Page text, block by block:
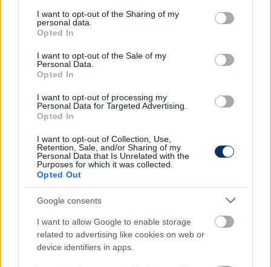
not limited to your visit or usage behaviour. You may click to
grant or deny consent to Google and its third-party tags to
use your data for below specified purposes in below Google
consent section.
I want to opt-out of the Sharing of my
personal data.
Opted In
I want to opt-out of the Sale of my
Personal Data.
Opted In
I want to opt-out of processing my
Personal Data for Targeted Advertising.
Opted In
I want to opt-out of Collection, Use,
Retention, Sale, and/or Sharing of my
Personal Data that Is Unrelated with the
Purposes for which it was collected.
Opted Out
Google consents
I want to allow Google to enable storage
related to advertising like cookies on web or
device identifiers in apps.
Ugyancsak a tréner szerepét emeli ki a spanyol
Marca, amely úgy fogalmaz, hogy
történetében".
"Miközben Mbappé távozása mintha
elhomályosította volna a klub ragyogását, az ő
projektje kezdett fényesen ragyogni"
sikerek is következhetnek, azaz "dinasztia is épülhet"
a PSG-nél.
Ugyanezt hangsúlyozza a
"a Paris Saint-Germain számára itt volt a
lehetőség, hogy egyértelműen bebizonyítsa: ez a
csapat egy dinasztia",azaz nem egyszeri siker volt a
tavalyi, és újabbak követhetik a jövőben. A brit lap
egyúttal emlékeztet arra, hogy hosszú út vezetett